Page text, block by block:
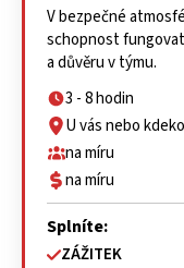
V bezpečné
schopnost
a důvěru v týmu.
3 - 8 hodin
U vás nebo
na míru
na míru
Splníte:
ZÁŽITEK